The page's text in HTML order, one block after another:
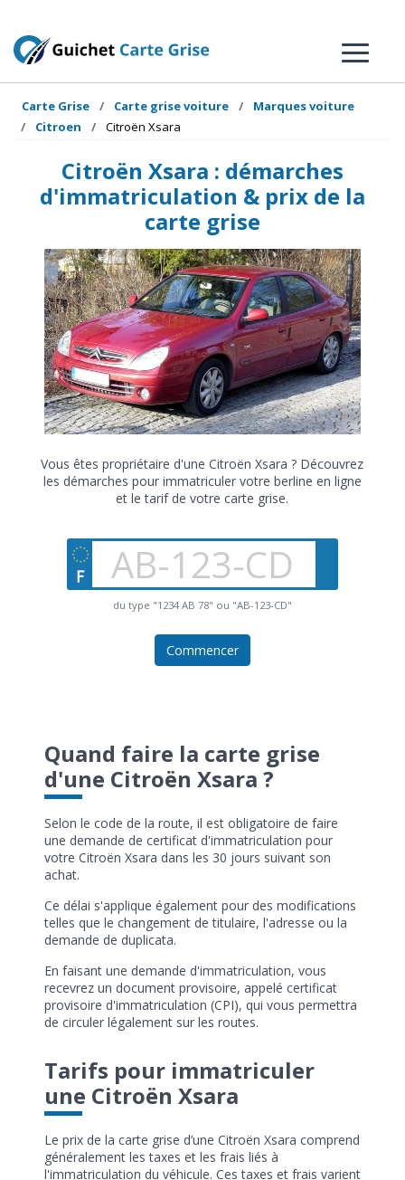
Carte Grise Carte grise voiture
Marques voiture
Citroen
Citroën Xsara
Citroën Xsara : démarches
d'immatriculation & prix de la
carte grise
Vous êtes propriétaire d'une Citroën Xsara ? Découvrez
les démarches pour immatriculer votre berline en ligne
et le tarif de votre carte grise.
du type "1234 AB 78" ou "AB-123-CD"
Commencer
Quand faire la carte grise
d'une Citroën Xsara ?
Selon le code de la route, il est obligatoire de faire
une demande de certificat d'immatriculation pour
votre Citroën Xsara dans les 30 jours suivant son
achat.
Ce délai s'applique également pour des modifications
telles que le changement de titulaire, l'adresse ou la
demande de duplicata.
En faisant une demande d'immatriculation, vous
recevrez un document provisoire, appelé certificat
provisoire d'immatriculation (CPI), qui vous permettra
de circuler légalement sur les routes.
Tarifs pour immatriculer
une Citroën Xsara
Le prix de la carte grise d’une Citroën Xsara comprend
généralement les taxes et les frais liés à
l'immatriculation du véhicule. Ces taxes et frais varient